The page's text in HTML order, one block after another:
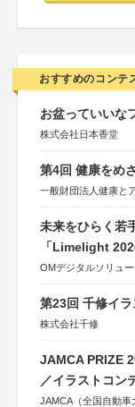
おすすめのコンテ
お盆っていいな
株式会社日本香堂
第4回 健康をめ
一般財団法人健康と
未来をひらく若
「Limelight
OMデジタルソリュ
第23回 千修イ
株式会社千修
JAMCA PRIZE
／イラストコン
JAMCA（全国自動車